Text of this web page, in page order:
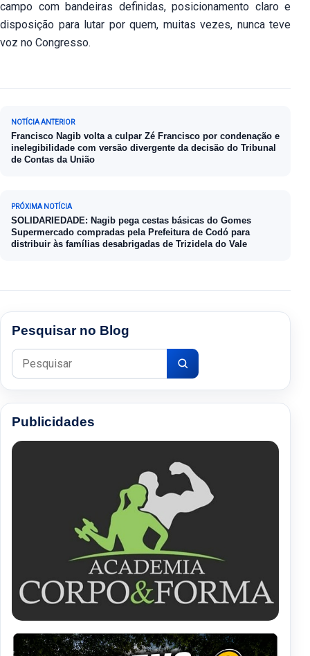
campo com bandeiras definidas, posicionamento claro e
disposição para lutar por quem, muitas vezes, nunca teve
voz no Congresso.
Navegação de Post
NOTÍCIA ANTERIOR
Francisco Nagib volta a culpar Zé Francisco por condenação e
inelegibilidade com versão divergente da decisão do Tribunal
de Contas da União
PRÓXIMA NOTÍCIA
SOLIDARIEDADE: Nagib pega cestas básicas do Gomes
Supermercado compradas pela Prefeitura de Codó para
distribuir às famílias desabrigadas de Trizidela do Vale
Pesquisar no Blog
Pesquisar por:
Publicidades